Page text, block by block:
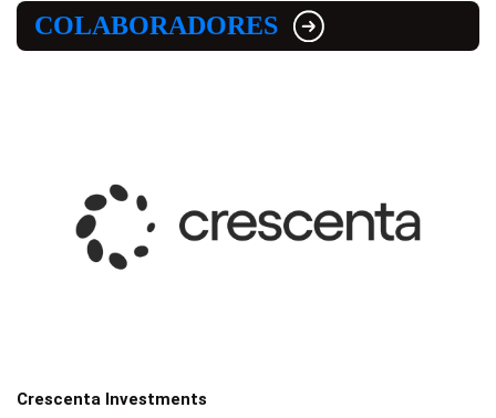
COLABORADORES
Crescenta Investments